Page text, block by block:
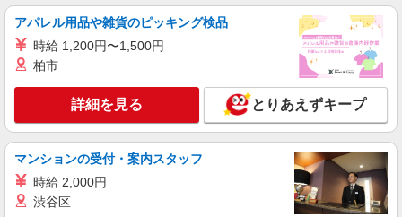
（上記給与とは別に支給） 下記資格をお持ちの方
歓迎 ・認知症介護基礎研修 ・初任者研修 ・実務
者研修 ・介護福祉士 など
株式会社kotrio /●SW-S-2096644
定員で即終了！時給2400円〜★東十条駅＊高
時給2400円〜＜交通費全額支給(ガソリン代含
む)＞
東京都北区
詳細を見る
派遣社員
アパレル用品や雑貨のピッキング検品
時給 1,200円〜1,500円
柏市
詳細を見る とりあえずキープ
マンションの受付・案内スタッフ
時給 2,000円
渋谷区